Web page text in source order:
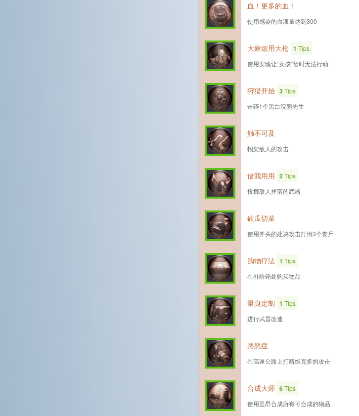
血！更多的血！
使用感染的血液量达到300
大麻烦用大枪 1 Tips
使用安魂让“女孩”暂时无法行动
狩猎开始 3Tips
击碎1个黑白浣熊先生
触不可及
招架敌人的攻击
借我用用 2Tips
投掷敌人掉落的武器
砍瓜切菜
使用斧头的处决攻击打倒3个丧尸
购物疗法 1 Tips
在补给箱处购买物品
量身定制 1 Tips
进行武器改造
路怒症
在高速公路上打断维克多的攻击
合成大师 6Tips
使用里昂合成所有可合成的物品